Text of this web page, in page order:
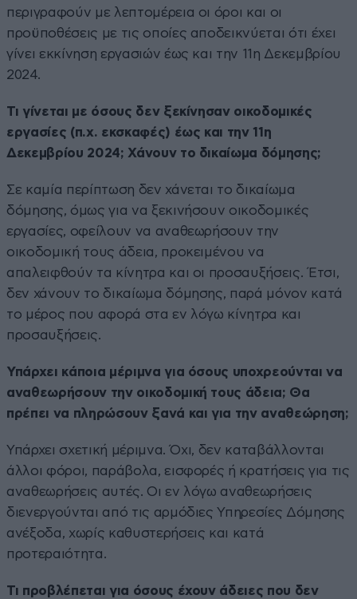
περιγραφούν με λεπτομέρεια οι όροι και οι
προϋποθέσεις με τις οποίες αποδεικνύεται ότι έχει
γίνει εκκίνηση εργασιών έως και την 11η Δεκεμβρίου
2024.
Τι γίνεται με όσους δεν ξεκίνησαν οικοδομικές
εργασίες (π.χ. εκσκαφές) έως και την 11η
Δεκεμβρίου 2024; Χάνουν το δικαίωμα δόμησης;
Σε καμία περίπτωση δεν χάνεται το δικαίωμα
δόμησης, όμως για να ξεκινήσουν οικοδομικές
εργασίες, οφείλουν να αναθεωρήσουν την
οικοδομική τους άδεια, προκειμένου να
απαλειφθούν τα κίνητρα και οι προσαυξήσεις. Έτσι,
δεν χάνουν το δικαίωμα δόμησης, παρά μόνον κατά
το μέρος που αφορά στα εν λόγω κίνητρα και
προσαυξήσεις.
Υπάρχει κάποια μέριμνα για όσους υποχρεούνται να
αναθεωρήσουν την οικοδομική τους άδεια; Θα
πρέπει να πληρώσουν ξανά και για την αναθεώρηση;
Υπάρχει σχετική μέριμνα. Όχι, δεν καταβάλλονται
άλλοι φόροι, παράβολα, εισφορές ή κρατήσεις για τις
αναθεωρήσεις αυτές. Οι εν λόγω αναθεωρήσεις
διενεργούνται από τις αρμόδιες Υπηρεσίες Δόμησης
ανέξοδα, χωρίς καθυστερήσεις και κατά
προτεραιότητα.
Τι προβλέπεται για όσους έχουν άδειες που δεν